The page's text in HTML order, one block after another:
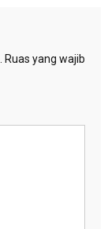
Ruas yang wajib